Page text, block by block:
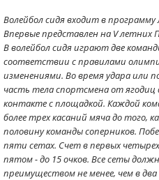
Волейбол сидя входит в
Впервые представлен на V летних
В волейбол сидя играют две
соответствии с правилами
изменениями. Во время удара или
часть тела спортсмена от ягодиц
контакте с площадкой. Каждой
более трех касаний мяча до того,
половину команды соперников.
пяти сетах. Счет в первых
пятом - до 15 очков. Все сеты
преимуществом не менее, чем в два